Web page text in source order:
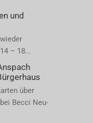
und
– 18...
über
Becci Neu-